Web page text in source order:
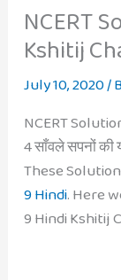
NCERT
Kshitij
July 10, 2020/
NCERT
4 साँवले सपनों की
These
9 Hindi. Here
9 Hindi Kshitij